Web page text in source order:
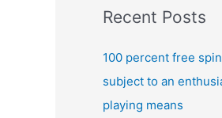
r
c
Recent Posts
100 percent free
subject to an
playing means